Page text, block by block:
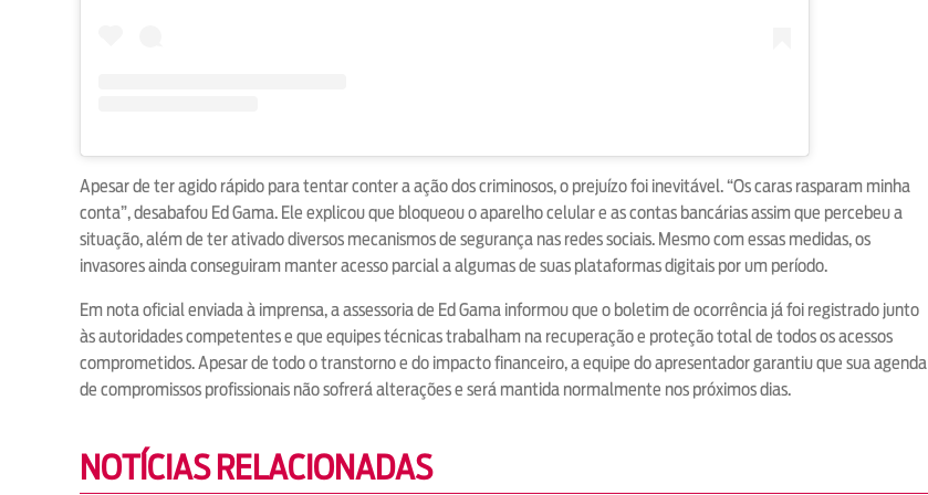
Apesar de ter agido rápido para tentar conter a ação dos criminosos, o prejuízo foi inevitável. “Os caras rasparam minha
conta”, desabafou Ed Gama. Ele explicou que bloqueou o aparelho celular e as contas bancárias assim que percebeu a
situação, além de ter ativado diversos mecanismos de segurança nas redes sociais. Mesmo com essas medidas, os
invasores ainda conseguiram manter acesso parcial a algumas de suas plataformas digitais por um período.
Em nota oficial enviada à imprensa, a assessoria de Ed Gama informou que o boletim de ocorrência já foi registrado junto
às autoridades competentes e que equipes técnicas trabalham na recuperação e proteção total de todos os acessos
comprometidos. Apesar de todo o transtorno e do impacto financeiro, a equipe do apresentador garantiu que sua agenda
de compromissos profissionais não sofrerá alterações e será mantida normalmente nos próximos dias.
NOTÍCIAS RELACIONADAS